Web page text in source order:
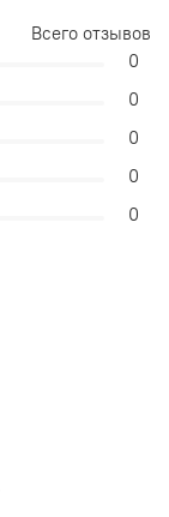
Всего отзывов
0
0
0
0
0